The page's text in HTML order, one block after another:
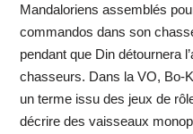
Mandaloriens assemblés
commandos dans son
pendant que Din détournera
chasseurs. Dans la VO, Bo-
un terme issu des jeux de
décrire des vaisseaux